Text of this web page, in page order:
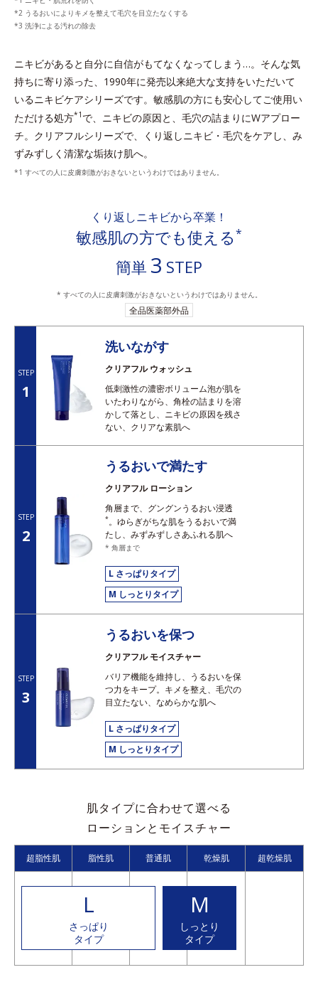
うるおいによりキメを整えて毛穴を目立たなくする
洗浄による汚れの除去
ニキビがあると自分に自信がもてなくなってしまう…。 そんな気
持ちに寄り添った、1990年に発売以来絶大な支持をいただいて
いるニキビケアシリーズです。 敏感肌の方にも安心してご使用い
ただける処方*1 で、ニキビの原因と、毛穴の詰まりにWアプロー
チ。 クリアフルシリーズで、くり返しニキビ・毛穴をケアし、み
ずみずしく清潔な垢抜け肌へ。
すべての人に皮膚刺激がおきないというわけではありません。
くり返しニキビから卒業！
敏感肌の方でも使える*
簡単 3 STEP
* すべての人に皮膚刺激がおきないというわけではありません。
全品医薬部外品
STEP
1
洗いながす
クリアフル ウォッシュ
低刺激性の濃密ボリューム泡が肌を
いたわりながら、角栓の詰まりを溶
かして落とし、ニキビの原因を残さ
ない、クリアな素肌へ
STEP
2
うるおいで満たす
クリアフル ローション
角層まで、グングンうるおい浸透
*。ゆらぎがちな肌をうるおいで満
たし、みずみずしさあふれる肌へ
* 角層まで
L さっぱりタイプ
M しっとりタイプ
STEP
3
うるおいを保つ
クリアフル モイスチャー
バリア機能を維持し、うるおいを保
つ力をキープ。キメを整え、毛穴の
目立たない、なめらかな肌へ
L さっぱりタイプ
M しっとりタイプ
肌タイプに合わせて選べる
ローションとモイスチャー
超脂性肌 脂性肌 普通肌 乾燥肌 超乾燥肌
L
さっぱり
タイプ
M
しっとり
タイプ